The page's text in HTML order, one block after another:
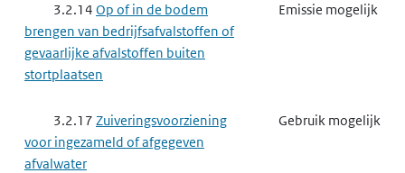
3.2.14 Op of in de bodem
brengen van bedrijfsafvalstoffen of
gevaarlijke afvalstoffen buiten
stortplaatsen
Emissie mogelijk
3.2.17 Zuiveringsvoorziening
voor ingezameld of afgegeven
afvalwater
Gebruik mogelijk